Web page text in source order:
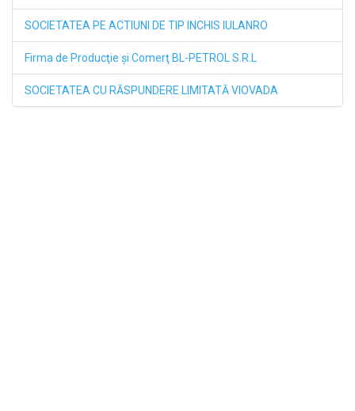
SOCIETATEA PE ACTIUNI DE TIP INCHIS IULANRO
Firma de Producţie şi Comerţ BL-PETROL S.R.L
SOCIETATEA CU RĂSPUNDERE LIMITATĂ VIOVADA